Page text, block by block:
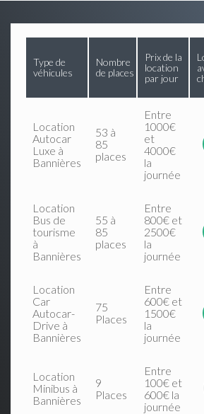
Type de
véhicules
Nombre
de places
Prix de la
location
par jour
Location
Autocar
Luxe à
Bannières
53 à
85
places
Entre
1000€
et
4000€
la
journée
Location
Bus de
tourisme
à
Bannières
55 à
85
places
Entre
800€ et
2500€
la
journée
Location
Car
Autocar-
Drive à
Bannières
75
Places
Entre
600€ et
1500€
la
journée
Location
Minibus à
Bannières
9
Places
Entre
100€ et
600€ la
journée